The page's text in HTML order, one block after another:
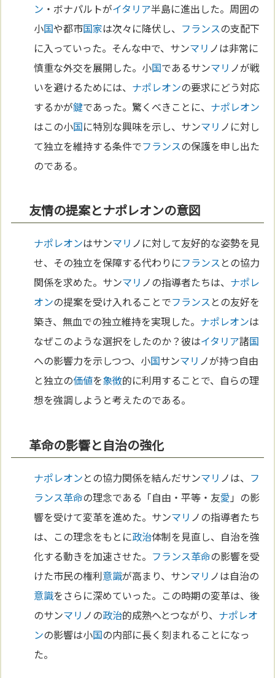
ン ・ボナパルトがイタリア半島に進出した。周囲の
小国や都市国家は次々に降伏し、 フランスの支配下
に入っていった。そんな中で、サンマリ ノは非常に
慎重な外交を展開した。小国であるサンマリ ノが戦
いを避けるためには、 ナポレオンの要求にどう対応
するかが鍵であった。驚くべきことに、 ナポレオン
はこの小国に特別な興味を示し、サンマリ ノに対し
て独立を維持する条件でフランスの保護を申し出た
のである。
友情の提案とナポレオンの意図
ナポレオンはサンマリ ノに対して友好的な姿勢を見
せ、その独立を保障する代わりにフランスとの協力
関係を求めた。サンマリ ノの指導者たちは、 ナポレ
オンの提案を受け入れることでフランスとの友好を
築き、無血での独立維持を実現した。 ナポレオンは
なぜこのような選択をしたのか？彼はイタリア諸国
への影響力を示しつつ、小国サンマリ ノが持つ自由
と独立の価値を象徴的に利用することで、自らの理
想を強調しようと考えたのである。
革命の影響と自治の強化
ナポレオンとの協力関係を結んだサンマリ ノは、 フ
ランス革命の理念である「自由・平等・友愛 」の影
響を受けて変革を進めた。サンマリ ノの指導者たち
は、この理念をもとに政治体制を見直し、自治を強
化する動きを加速させた。 フランス革命の影響を受
けた市民の権利意識が高まり、サンマリ ノは自治の
意識をさらに深めていった。この時期の変革は、後
のサンマリ ノの政治的成熟へとつながり、 ナポレオ
ンの影響は小国の内部に長く刻まれることになっ
た。